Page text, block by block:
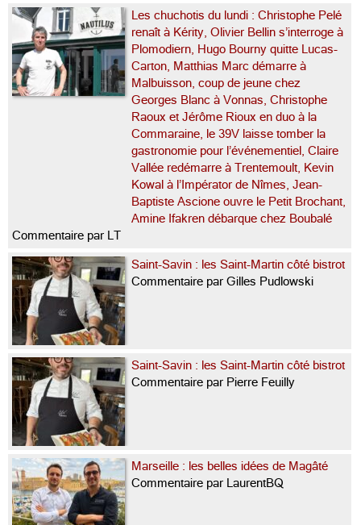
Les chuchotis du lundi : Christophe Pelé
renaît à Kérity, Olivier Bellin s’interroge à
Plomodiern, Hugo Bourny quitte Lucas-
Carton, Matthias Marc démarre à
Malbuisson, coup de jeune chez
Georges Blanc à Vonnas, Christophe
Raoux et Jérôme Rioux en duo à la
Commaraine, le 39V laisse tomber la
gastronomie pour l’événementiel, Claire
Vallée redémarre à Trentemoult, Kevin
Kowal à l’Impérator de Nîmes, Jean-
Baptiste Ascione ouvre le Petit Brochant,
Amine Ifakren débarque chez Boubalé
Commentaire par LT
Saint-Savin : les Saint-Martin côté bistrot
Commentaire par Gilles Pudlowski
Saint-Savin : les Saint-Martin côté bistrot
Commentaire par Pierre Feuilly
Marseille : les belles idées de Magâté
Commentaire par LaurentBQ